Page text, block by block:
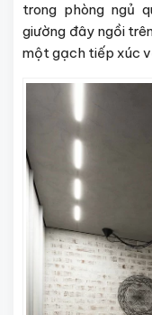
trong phòng ngủ
giường đây ngồi
một gạch tiếp xúc